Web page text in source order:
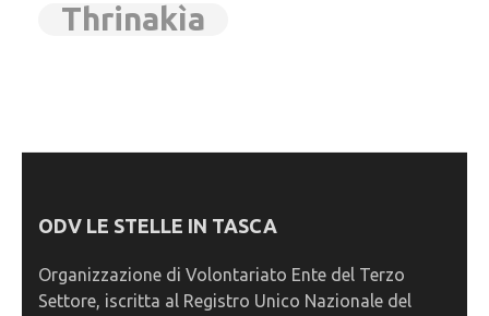
Thrinakìa
ODV LE STELLE IN TASCA
Organizzazione di Volontariato Ente del Terzo
Settore, iscritta al Registro Unico Nazionale del